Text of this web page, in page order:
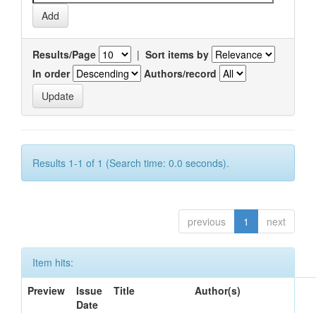
Results/Page | Sort items by
In order
Authors/record
Results 1-1 of 1 (Search time: 0.0 seconds).
previous 1 next
Item hits:
Preview
Issue
Date
Title Author(s)